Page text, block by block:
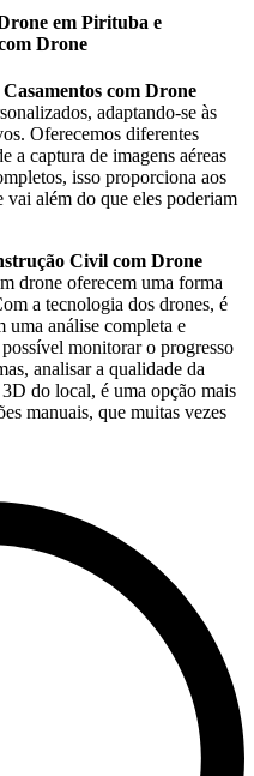
em Pirituba e
Drone
com Drone
adaptando-se às
Oferecemos diferentes
a captura de imagens aéreas
isso proporciona aos
além do que eles poderiam
Civil com Drone
drone oferecem uma forma
a tecnologia dos drones, é
uma análise completa e
monitorar o progresso
analisar a qualidade da
do local, é uma opção mais
manuais, que muitas vezes